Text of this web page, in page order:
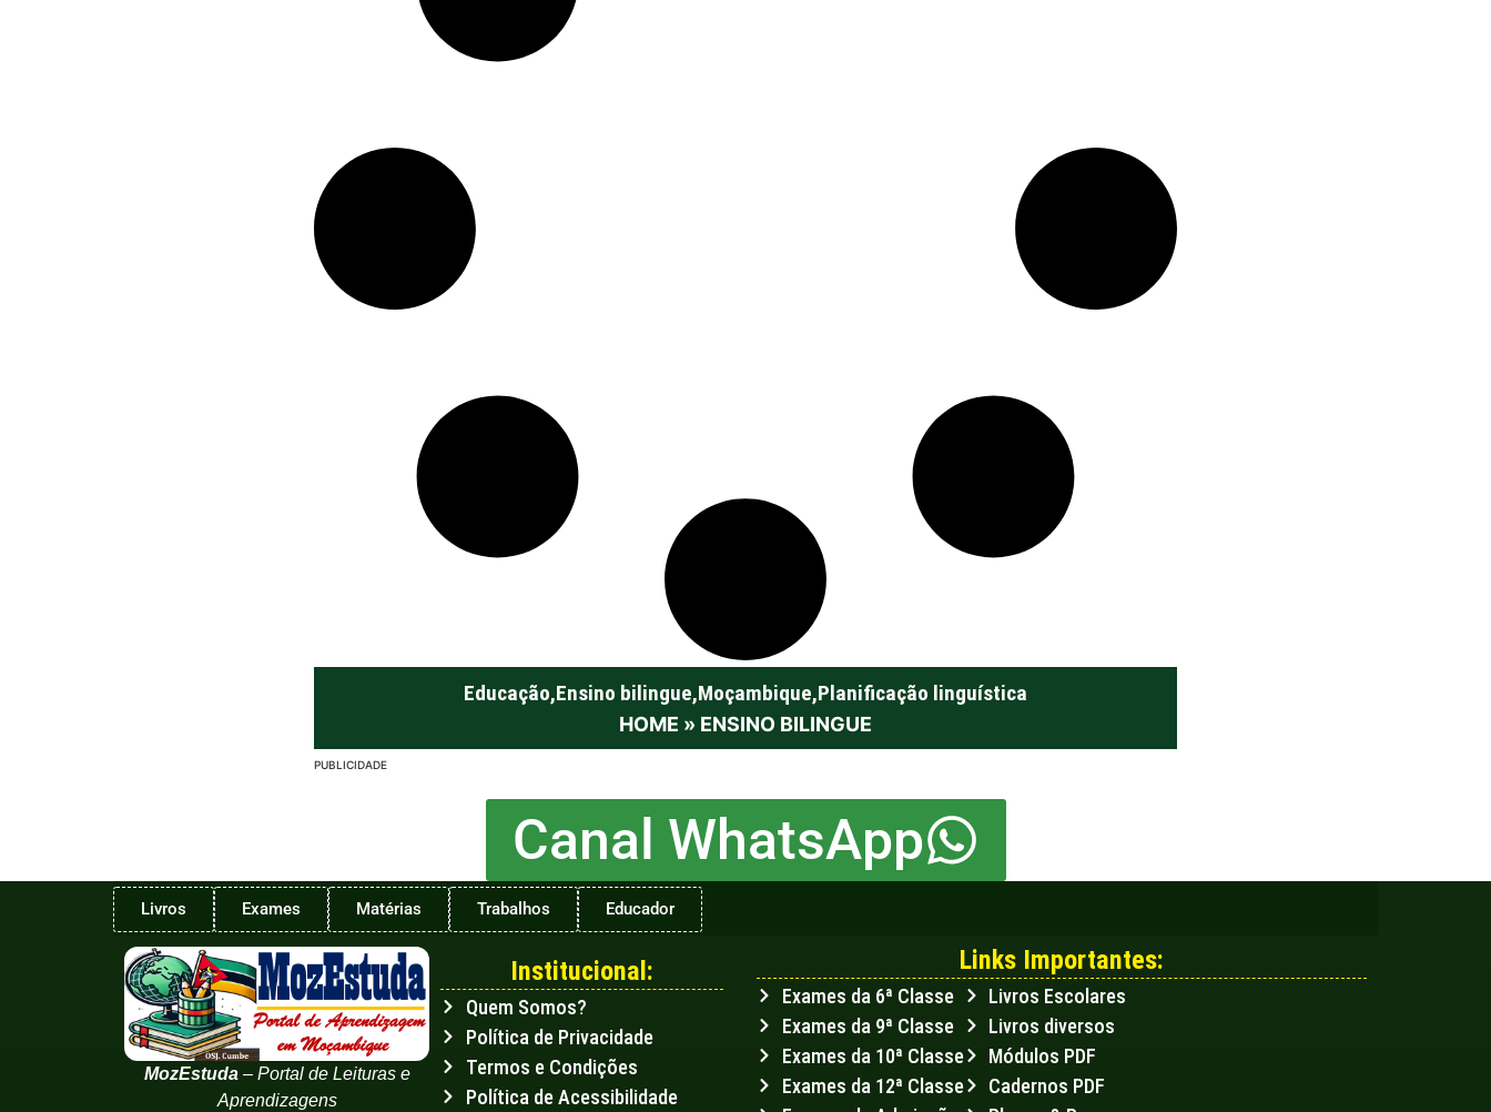
Educação,Ensino bilingue,Moçambique,Planificação linguística
HOME » ENSINO BILINGUE
PUBLICIDADE
Canal WhatsApp
Livros Exames Matérias Trabalhos Educador
MozEstuda– Portal de Leituras e
Aprendizagens
Institucional:
Quem Somos?
Política de Privacidade
Termos e Condições
Política de Acessibilidade
Links Importantes:
Exames da 6ª Classe
Exames da 9ª Classe
Exames da 10ª Classe
Exames da 12ª Classe
Livros Escolares
Livros diversos
Módulos PDF
Cadernos PDF